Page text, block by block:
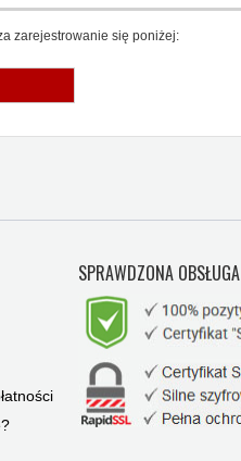
zarejestrowanie się poniżej:
SPRAWDZONA OBSŁUGA